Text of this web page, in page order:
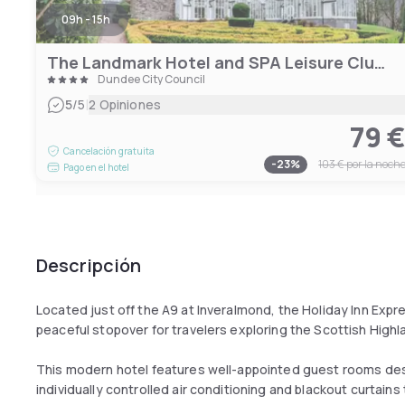
09h - 15h
The Landmark Hotel and SPA Leisure Club a Palette hotel
Dundee City Council
5/5|2 Opiniones
Cancelación gratuita
Pago en el hotel
79
-23% 103 €por la
Descripción
Located just off the A9 at Inveralmond, the Holiday Inn
peaceful stopover for travelers exploring the Scottish
This modern hotel features well-appointed guest rooms
individually controlled air conditioning and blackout